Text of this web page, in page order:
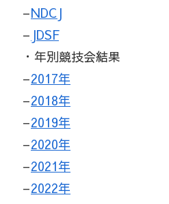
–NDCJ
– JDSF
・年別競技会結果
–2017年
–2018年
–2019年
–2020年
–2021年
–2022年